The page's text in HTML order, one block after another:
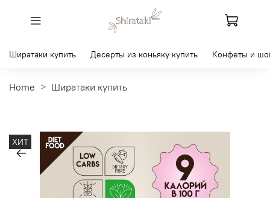
Ширатаки купить Десерты из коньяку купить Конфеты и
Home Ширатаки купить
ХИТ